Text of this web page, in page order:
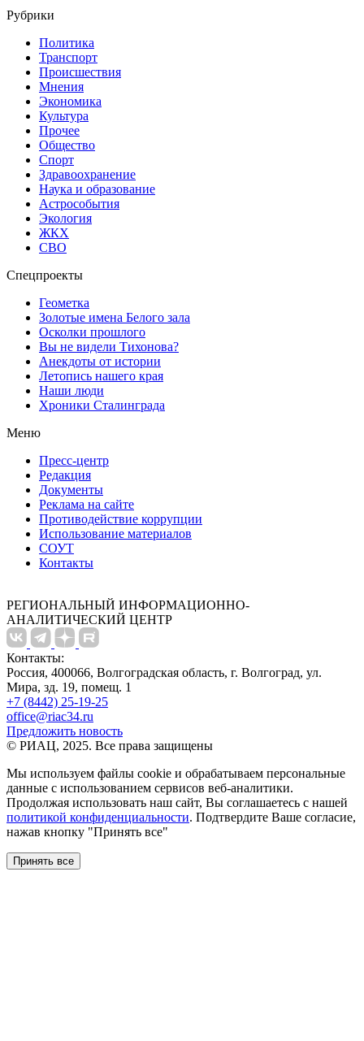
Рубрики
Политика
Транспорт
Происшествия
Мнения
Экономика
Культура
Прочее
Общество
Спорт
Здравоохранение
Наука и образование
Астрособытия
Экология
ЖКХ
СВО
Спецпроекты
Геометка
Золотые имена Белого зала
Осколки прошлого
Вы не видели Тихонова?
Анекдоты от истории
Летопись нашего края
Наши люди
Хроники Сталинграда
Меню
Пресс-центр
Редакция
Документы
Реклама на сайте
Противодействие коррупции
Использование материалов
СОУТ
Контакты
РЕГИОНАЛЬНЫЙ ИНФОРМАЦИОННО-
АНАЛИТИЧЕСКИЙ ЦЕНТР
Контакты:
Россия, 400066, Волгоградская область, г. Волгоград, ул.
Мира, зд. 19, помещ. 1
+7 (8442) 25-19-25
office@riac34.ru
Предложить новость
© РИАЦ, 2025. Все права защищены
Мы используем файлы сookie и обрабатываем персональные
данные с использованием сервисов веб-аналитики.
Продолжая использовать наш сайт, Вы соглашаетесь с нашей
политикой конфиденциальности. Подтвердите Ваше согласие,
нажав кнопку "Принять все"
Принять все